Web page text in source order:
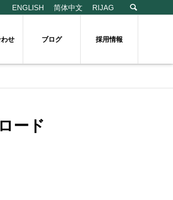
ENGLISH 简体中文 RIJAG
せ ブログ 採用情報
ード